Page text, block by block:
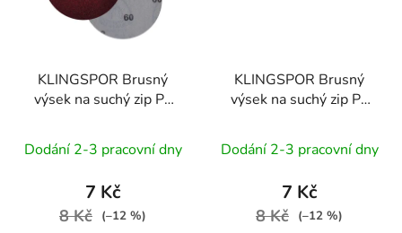
KLINGSPOR Brusný
výsek na suchý zip PL
Dodání 2-3 pracovní dny
7 Kč
8 Kč (–12 %)
KLINGSPOR Brusný
výsek na suchý zip PL
Dodání 2-3 pracovní dny
7 Kč
8 Kč (–12 %)